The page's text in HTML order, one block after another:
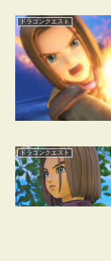
ドラゴンクエスト
ドラゴンクエスト